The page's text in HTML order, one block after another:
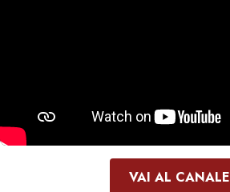
VAI AL CANALE